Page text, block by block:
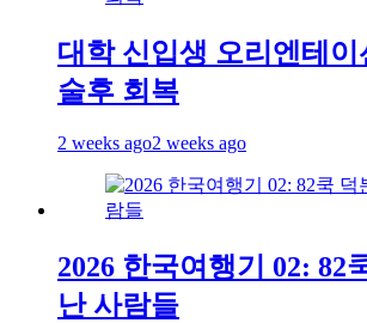
대학 신입생 오리엔테
술후 회복
2 weeks ago2 weeks ago
2026 한국여행기 02: 82
난 사람들